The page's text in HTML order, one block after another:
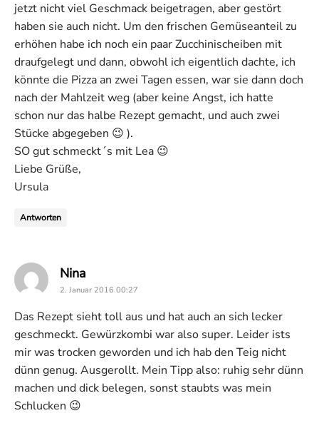
jetzt nicht viel Geschmack beigetragen, aber gestört
haben sie auch nicht. Um den frischen Gemüseanteil zu
erhöhen habe ich noch ein paar Zucchinischeiben mit
draufgelegt und dann, obwohl ich eigentlich dachte, ich
könnte die Pizza an zwei Tagen essen, war sie dann doch
nach der Mahlzeit weg (aber keine Angst, ich hatte
schon nur das halbe Rezept gemacht, und auch zwei
Stücke abgegeben 😉 ).
SO gut schmeckt´s mit Lea 😉
Liebe Grüße,
Ursula
Antworten
Nina
2. Januar 2016 00:27
Das Rezept sieht toll aus und hat auch an sich lecker
geschmeckt. Gewürzkombi war also super. Leider ists
mir was trocken geworden und ich hab den Teig nicht
dünn genug. Ausgerollt. Mein Tipp also: ruhig sehr dünn
machen und dick belegen, sonst staubts was mein
Schlucken 😉